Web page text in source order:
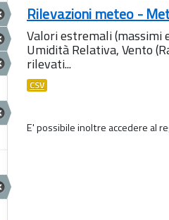
Rilevazioni meteo -
Valori estremali (massimi
Umidità Relativa, Vento
rilevati...
CSV
E' possibile inoltre accedere al